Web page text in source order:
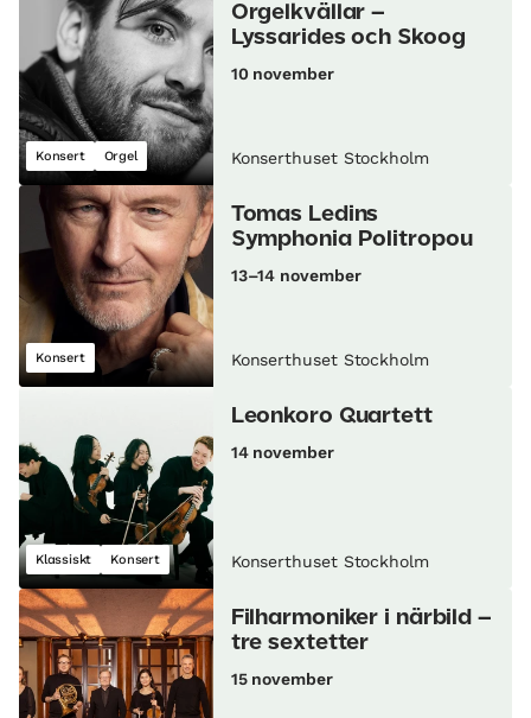
Konsert Orgel
Orgelkvällar –
Lyssarides och Skoog
10 november
Konserthuset Stockholm
Konsert
Tomas Ledins
Symphonia Politropou
13–14 november
Konserthuset Stockholm
Klassiskt Konsert
Leonkoro Quartett
14 november
Konserthuset Stockholm
Filharmoniker i närbild –
tre sextetter
15 november